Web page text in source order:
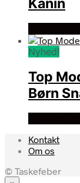
Kanin
Nyhed!
Top
Børn
Kontakt
Om os
© Taskefeber